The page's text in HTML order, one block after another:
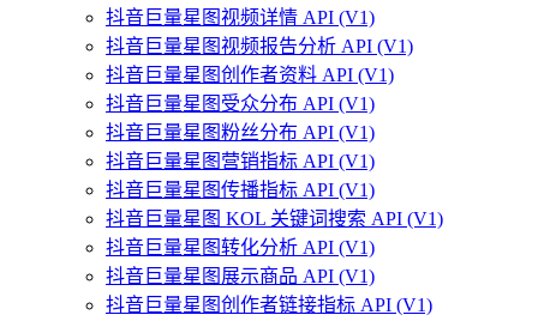
抖音巨量星图视频详情 API (V1)
抖音巨量星图视频报告分析 API (V1)
抖音巨量星图创作者资料 API (V1)
抖音巨量星图受众分布 API (V1)
抖音巨量星图粉丝分布 API (V1)
抖音巨量星图营销指标 API (V1)
抖音巨量星图传播指标 API (V1)
抖音巨量星图 KOL 关键词搜索 API (V1)
抖音巨量星图转化分析 API (V1)
抖音巨量星图展示商品 API (V1)
抖音巨量星图创作者链接指标 API (V1)